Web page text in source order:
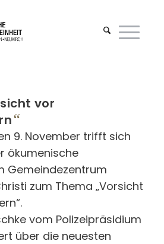
vor
“
9. November trifft sich
ökumenische
Gemeindezentrum
zum Thema „Vorsicht
vom Polizeipräsidium
über die neuesten